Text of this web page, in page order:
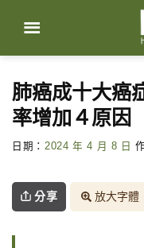
content
肺癌成十大癌
率增加４原因
日期： 2024 年 4 月 8 日
分享 放大字體